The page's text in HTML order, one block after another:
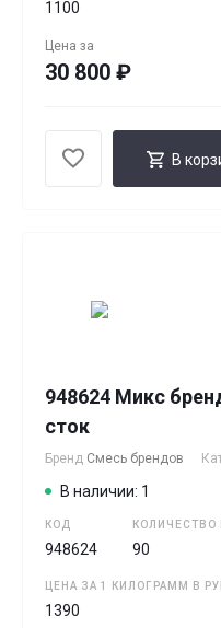
1100
Цена за
30 800 ₽
В
948624 Микс
сток
Бренд Смесь брендов
В наличии: 1
КОД
948624
КОЛИЧЕСТВО
90
ЦЕНА ЗА 1 КИЛОГРАММ В
1390